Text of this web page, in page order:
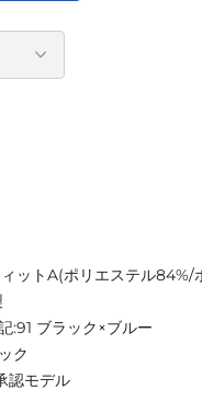
ットA(ポリエステル84%/
:91 ブラック×ブルー
ク
モデル